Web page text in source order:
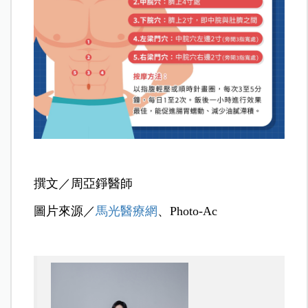
撰文／ 周亞錚醫師
圖片來源／馬光醫療網 、Photo-Ac